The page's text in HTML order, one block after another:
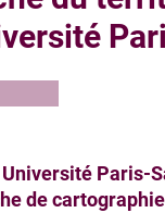
Paris-
de